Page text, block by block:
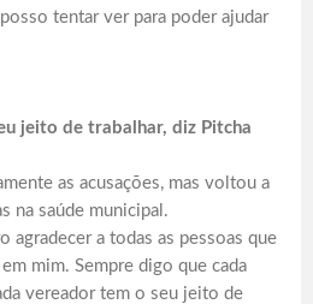
tentar ver para poder ajudar
jeito de trabalhar, diz Pitcha
as acusações, mas voltou a
na saúde municipal.
agradecer a todas as pessoas que
mim. Sempre digo que cada
vereador tem o seu jeito de